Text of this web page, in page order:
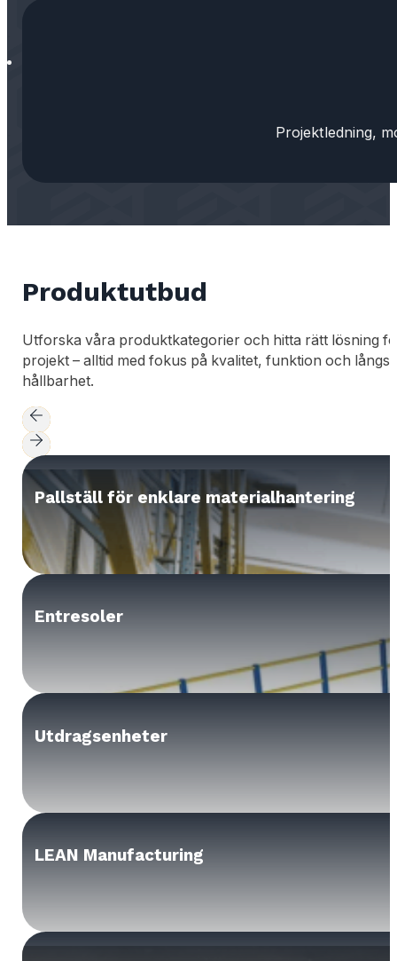
Projektledning,
Produktutbud
Utforska våra produktkategorier och hitta rätt lösning
projekt – alltid med fokus på kvalitet, funktion och
hållbarhet.
Pallställ för enklare materialhantering
Entresoler
Utdragsenheter
LEAN Manufacturing